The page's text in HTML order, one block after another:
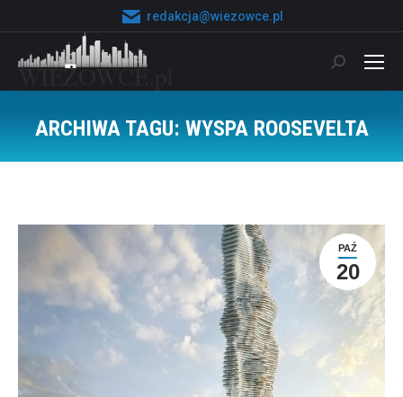
redakcja@wiezowce.pl
Szukaj:
ARCHIWA TAGU: WYSPA ROOSEVELTA
PAŹ
20